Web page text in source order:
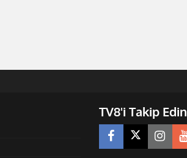
TV8'i Takip Edin